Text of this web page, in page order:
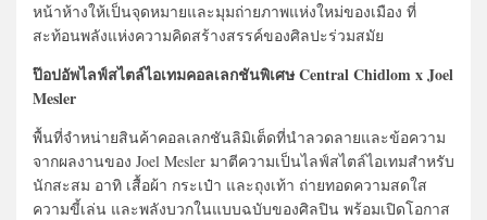
หน้าห้างให้เป็นจุดหมายและมุมถ่ายภาพแห่งใหม่ของเมือง ที่
สะท้อนพลังแห่งความคิดสร้างสรรค์ของศิลปะร่วมสมัย
ป๊อปอัพไลฟ์สไตล์ไอเทมคอลเลกชันพิเศษ Central Chidlom x Joel
Mesler
พื้นที่จำหน่ายสินค้าคอลเลกชันลิมิเต็ดที่นำลวดลายและข้อความ
จากผลงานของ Joel Mesler มาตีความเป็นไลฟ์สไตล์ไอเทมสำหรับ
นักสะสม อาทิ เสื้อผ้า กระเป๋า และถุงเท้า ถ่ายทอดความสดใส
ความขี้เล่น และพลังบวกในแบบฉบับของศิลปิน พร้อมเปิดโอกาส